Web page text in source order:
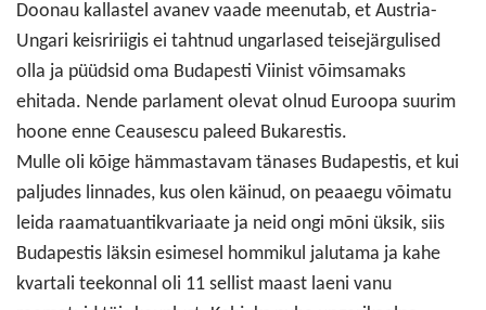
Doonau kallastel avanev vaade meenutab, et Austria-
Ungari keisririigis ei tahtnud ungarlased teisejärgulised
olla ja püüdsid oma Budapesti Viinist võimsamaks
ehitada. Nende parlament olevat olnud Euroopa suurim
hoone enne Ceausescu paleed Bukarestis.
Mulle oli kõige hämmastavam tänases Budapestis, et kui
paljudes linnades, kus olen käinud, on peaaegu võimatu
leida raamatuantikvariaate ja neid ongi mõni üksik, siis
Budapestis läksin esimesel hommikul jalutama ja kahe
kvartali teekonnal oli 11 sellist maast laeni vanu